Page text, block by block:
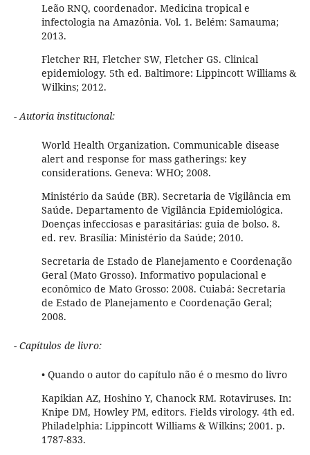
Leão RNQ, coordenador. Medicina tropical e
infectologia na Amazônia. Vol. 1. Belém: Samauma;
2013.
Fletcher RH, Fletcher SW, Fletcher GS. Clinical
epidemiology. 5th ed. Baltimore: Lippincott Williams &
Wilkins; 2012.
- Autoria institucional:
World Health Organization. Communicable disease
alert and response for mass gatherings: key
considerations. Geneva: WHO; 2008.
Ministério da Saúde (BR). Secretaria de Vigilância em
Saúde. Departamento de Vigilância Epidemiológica.
Doenças infecciosas e parasitárias: guia de bolso. 8.
ed. rev. Brasília: Ministério da Saúde; 2010.
Secretaria de Estado de Planejamento e Coordenação
Geral (Mato Grosso). Informativo populacional e
econômico de Mato Grosso: 2008. Cuiabá: Secretaria
de Estado de Planejamento e Coordenação Geral;
2008.
- Capítulos de livro:
• Quando o autor do capítulo não é o mesmo do livro
Kapikian AZ, Hoshino Y, Chanock RM. Rotaviruses. In:
Knipe DM, Howley PM, editors. Fields virology. 4th ed.
Philadelphia: Lippincott Williams & Wilkins; 2001. p.
1787-833.